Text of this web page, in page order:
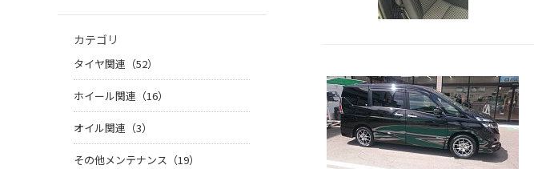
カテゴリ
タイヤ関連（52）
ホイール関連（16）
オイル関連（3）
その他メンテナンス（19）